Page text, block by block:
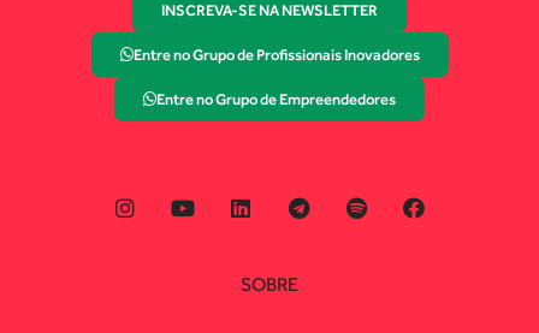
INSCREVA-SE NA NEWSLETTER
Entre no Grupo de Profissionais Inovadores
Entre no Grupo de Empreendedores
SOBRE